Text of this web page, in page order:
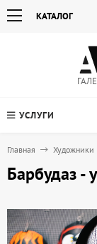
КАТАЛОГ
УСЛУГИ
Главная Художники
Барбудаз -